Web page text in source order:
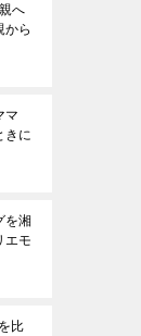
へ
から
マ
きに
を湘
エモ
比